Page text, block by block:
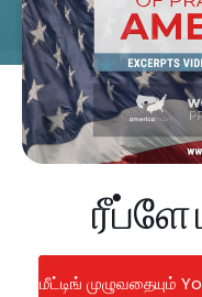
ரீப்ளே
மீட்டிங் முழுவதையும்